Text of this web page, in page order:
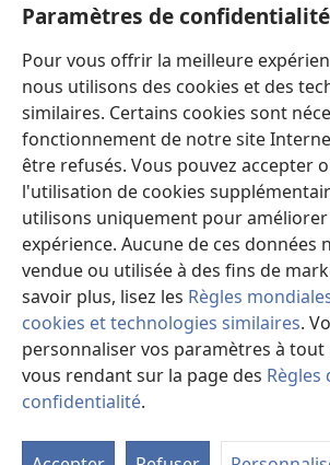
Paramètres de confidentialité
Pour vous offrir la meilleure
nous utilisons des cookies et des
similaires. Certains cookies sont
fonctionnement de notre site
être refusés. Vous pouvez accepter
l'utilisation de cookies
utilisons uniquement pour
expérience. Aucune de ces données
vendue ou utilisée à des fins de
savoir plus, lisez les Règles
cookies et technologies similaires.
personnaliser vos paramètres à
vous rendant sur la page des Règles
confidentialité.
(ouvre
une
nouvelle
fenêtre)
Bibliothèque en ligne
(ouvre
une
nouvelle
fenêtre)
JW Hub®
(ouvre
une
nouvelle
fenêtre)
JW Library
Watchtower Library
Copyright© 2026 Watch Tower Bible and Tract
CONDITIONS D’UTILISATION
PARAMÈTRES DE